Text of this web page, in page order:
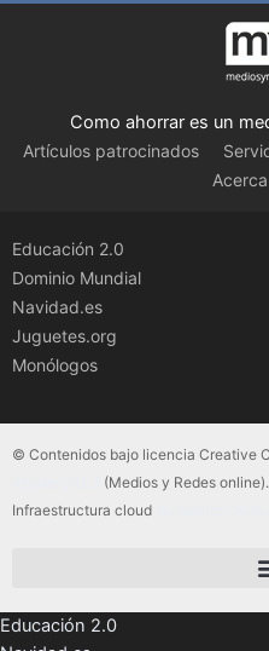
Como ahorrar es un
Artículos patrocinados
Educación 2.0
Dominio Mundial
Navidad.es
Juguetes.org
Monólogos
© Contenidos bajo licencia Creative
(Medios y Redes
Infraestructura cloud
Educación 2.0